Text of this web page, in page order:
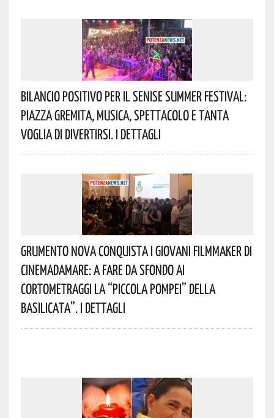
Bilancio Positivo Per Il Senise Summer Festival:
Piazza Gremita, Musica, Spettacolo E Tanta
Voglia Di Divertirsi. I Dettagli
Grumento Nova Conquista I Giovani Filmmaker Di
Cinemadamare: A Fare Da Sfondo Ai
Cortometraggi La “Piccola Pompei” Della
Basilicata”. I Dettagli